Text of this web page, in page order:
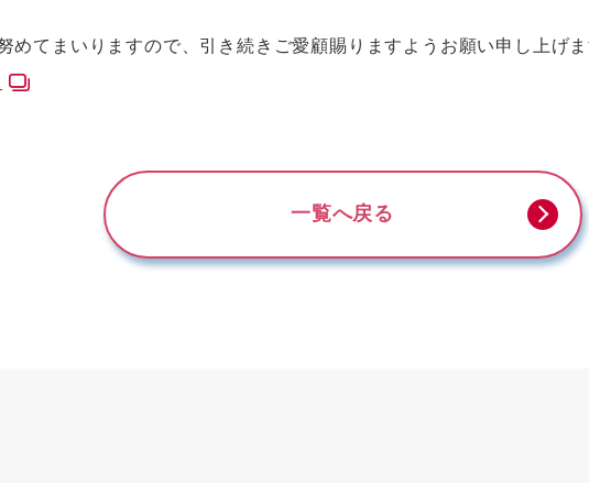
めてまいりますので、引き続きご愛顧賜りますようお願い申し上げ
一覧へ戻る